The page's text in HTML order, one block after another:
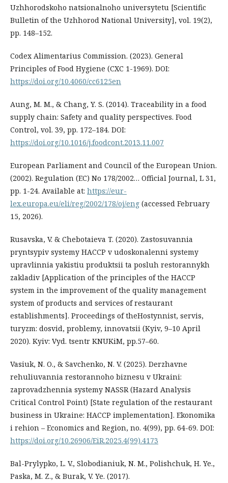
Uzhhorodskoho natsionalnoho universytetu [Scientific
Bulletin of the Uzhhorod National University], vol. 19(2),
pp. 148–152.
Codex Alimentarius Commission. (2023). General
Principles of Food Hygiene (CXC 1-1969). DOI:
https://doi.org/10.4060/cc6125en
Aung, M. M., & Chang, Y. S. (2014). Traceability in a food
supply chain: Safety and quality perspectives. Food
Control, vol. 39, pp. 172–184. DOI:
https://doi.org/10.1016/j.foodcont.2013.11.007
European Parliament and Council of the European Union.
(2002). Regulation (EC) No 178/2002… Official Journal, L 31,
pp. 1-24. Available at: https://eur-
lex.europa.eu/eli/reg/2002/178/oj/eng (accessed February
15, 2026).
Rusavska, V. & Chebotaieva T. (2020). Zastosuvannia
pryntsypiv systemy HACCP v udoskonalenni systemy
upravlinnia yakistiu produktsii ta posluh restorannykh
zakladiv [Application of the principles of the HACCP
system in the improvement of the quality management
system of products and services of restaurant
establishments]. Proceedings of theHostynnist, servis,
turyzm: dosvid, problemy, innovatsii (Kyiv, 9–10 April
2020). Kyiv: Vyd. tsentr KNUKiM, pp.57–60.
Vasiuk, N. O., & Savchenko, N. V. (2025). Derzhavne
rehuliuvannia restorannoho biznesu v Ukraini:
zaprovadzhennia systemy NASSR (Hazard Analysis
Critical Control Point) [State regulation of the restaurant
business in Ukraine: HACCP implementation]. Ekonomika
i rehion – Economics and Region, no. 4(99), pp. 64-69. DOI:
https://doi.org/10.26906/EiR.2025.4(99).4173
Bal-Prylypko, L. V., Slobodianiuk, N. M., Polishchuk, H. Ye.,
Paska, M. Z., & Burak, V. Ye. (2017).